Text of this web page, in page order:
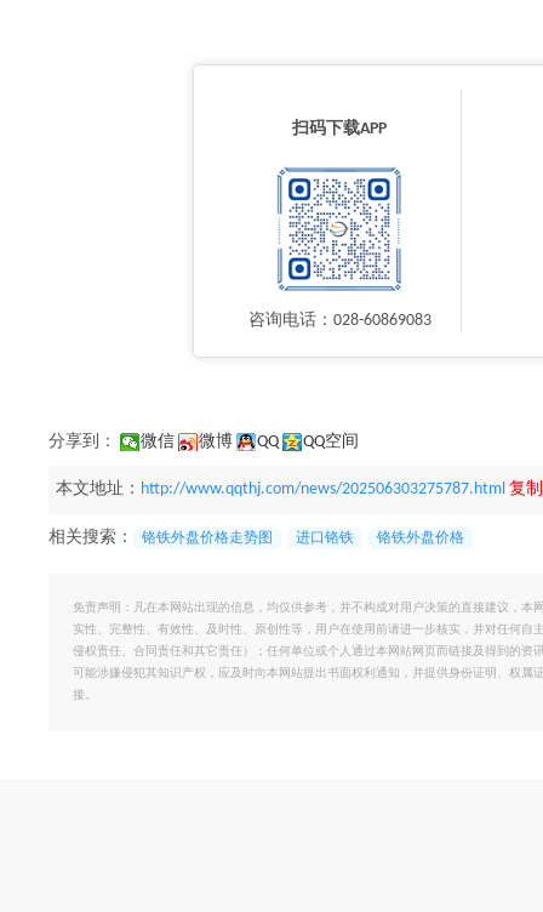
扫码下载APP
咨询电话：028-60869083
分享到： 微信 微博 QQ QQ空间
本文地址： http://www.qqthj.com/news/202506303275787.html 复
相关搜索： 铬铁外盘价格走势图 进口铬铁 铬铁外盘价格
免责声明：凡在本网站出现的信息，均仅供参考，并不构成对用户决策的直接建议，
实性、完整性、有效性、及时性、原创性等，用户在使用前请进一步核实，并对任何
侵权责任、合同责任和其它责任）；任何单位或个人通过本网站网页而链接及得到的
可能涉嫌侵犯其知识产权，应及时向本网站提出书面权利通知，并提供身份证明、权
接。